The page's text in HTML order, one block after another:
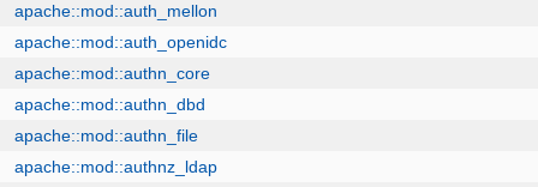
apache::mod::auth_mellon
apache::mod::auth_openidc
apache::mod::authn_core
apache::mod::authn_dbd
apache::mod::authn_file
apache::mod::authnz_ldap